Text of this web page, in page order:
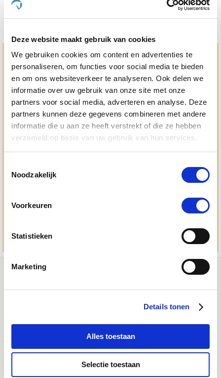
Deze website maakt gebruik van cookies
We gebruiken cookies om content en advertenties te
personaliseren, om functies voor social media te bieden
en om ons websiteverkeer te analyseren. Ook delen we
informatie over uw gebruik van onze site met onze
partners voor social media, adverteren en analyse. Deze
partners kunnen deze gegevens combineren met andere
informatie die u aan ze heeft verstrekt of die ze hebben
verzameld op basis van uw gebruik van hun services.
Noodzakelijk
Voorkeuren
Statistieken
Marketing
Details tonen
Alles toestaan
Selectie toestaan
Hulp en advies nodig?
Jouw paard gezond houden en krijgen. Dat is waar we het
allemaal voor doen. Bij De Paardendrogist worden we
gedreven door onze visie: het leveren van producten van
topkwaliteit, uitgebreide informatieverstrekking en
"ouderwetse" service. Wij helpen je graag, doen wat wij
beloven en rusten pas als jij tevreden bent; dat menen we en
dat checken we ook.
050 - 409 69 96
Whatsapp met ons
Klantenservice bereikbaarheid:
Ma - Vrij 8:30 - 17:30 uur